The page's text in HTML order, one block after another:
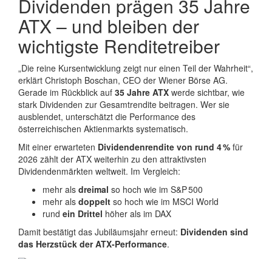
Dividenden prägen 35 Jahre
ATX – und bleiben der
wichtigste Renditetreiber
„Die reine Kursentwicklung zeigt nur einen Teil der Wahrheit“,
erklärt Christoph Boschan, CEO der Wiener Börse AG.
Gerade im Rückblick auf 35 Jahre ATX werde sichtbar, wie
stark Dividenden zur Gesamtrendite beitragen. Wer sie
ausblendet, unterschätzt die Performance des
österreichischen Aktienmarkts systematisch.
Mit einer erwarteten Dividendenrendite von rund 4 % für
2026 zählt der ATX weiterhin zu den attraktivsten
Dividendenmärkten weltweit. Im Vergleich:
mehr als dreimal so hoch wie im S&P 500
mehr als doppelt so hoch wie im MSCI World
rund ein Drittel höher als im DAX
Damit bestätigt das Jubiläumsjahr erneut: Dividenden sind
das Herzstück der ATX‑Performance.